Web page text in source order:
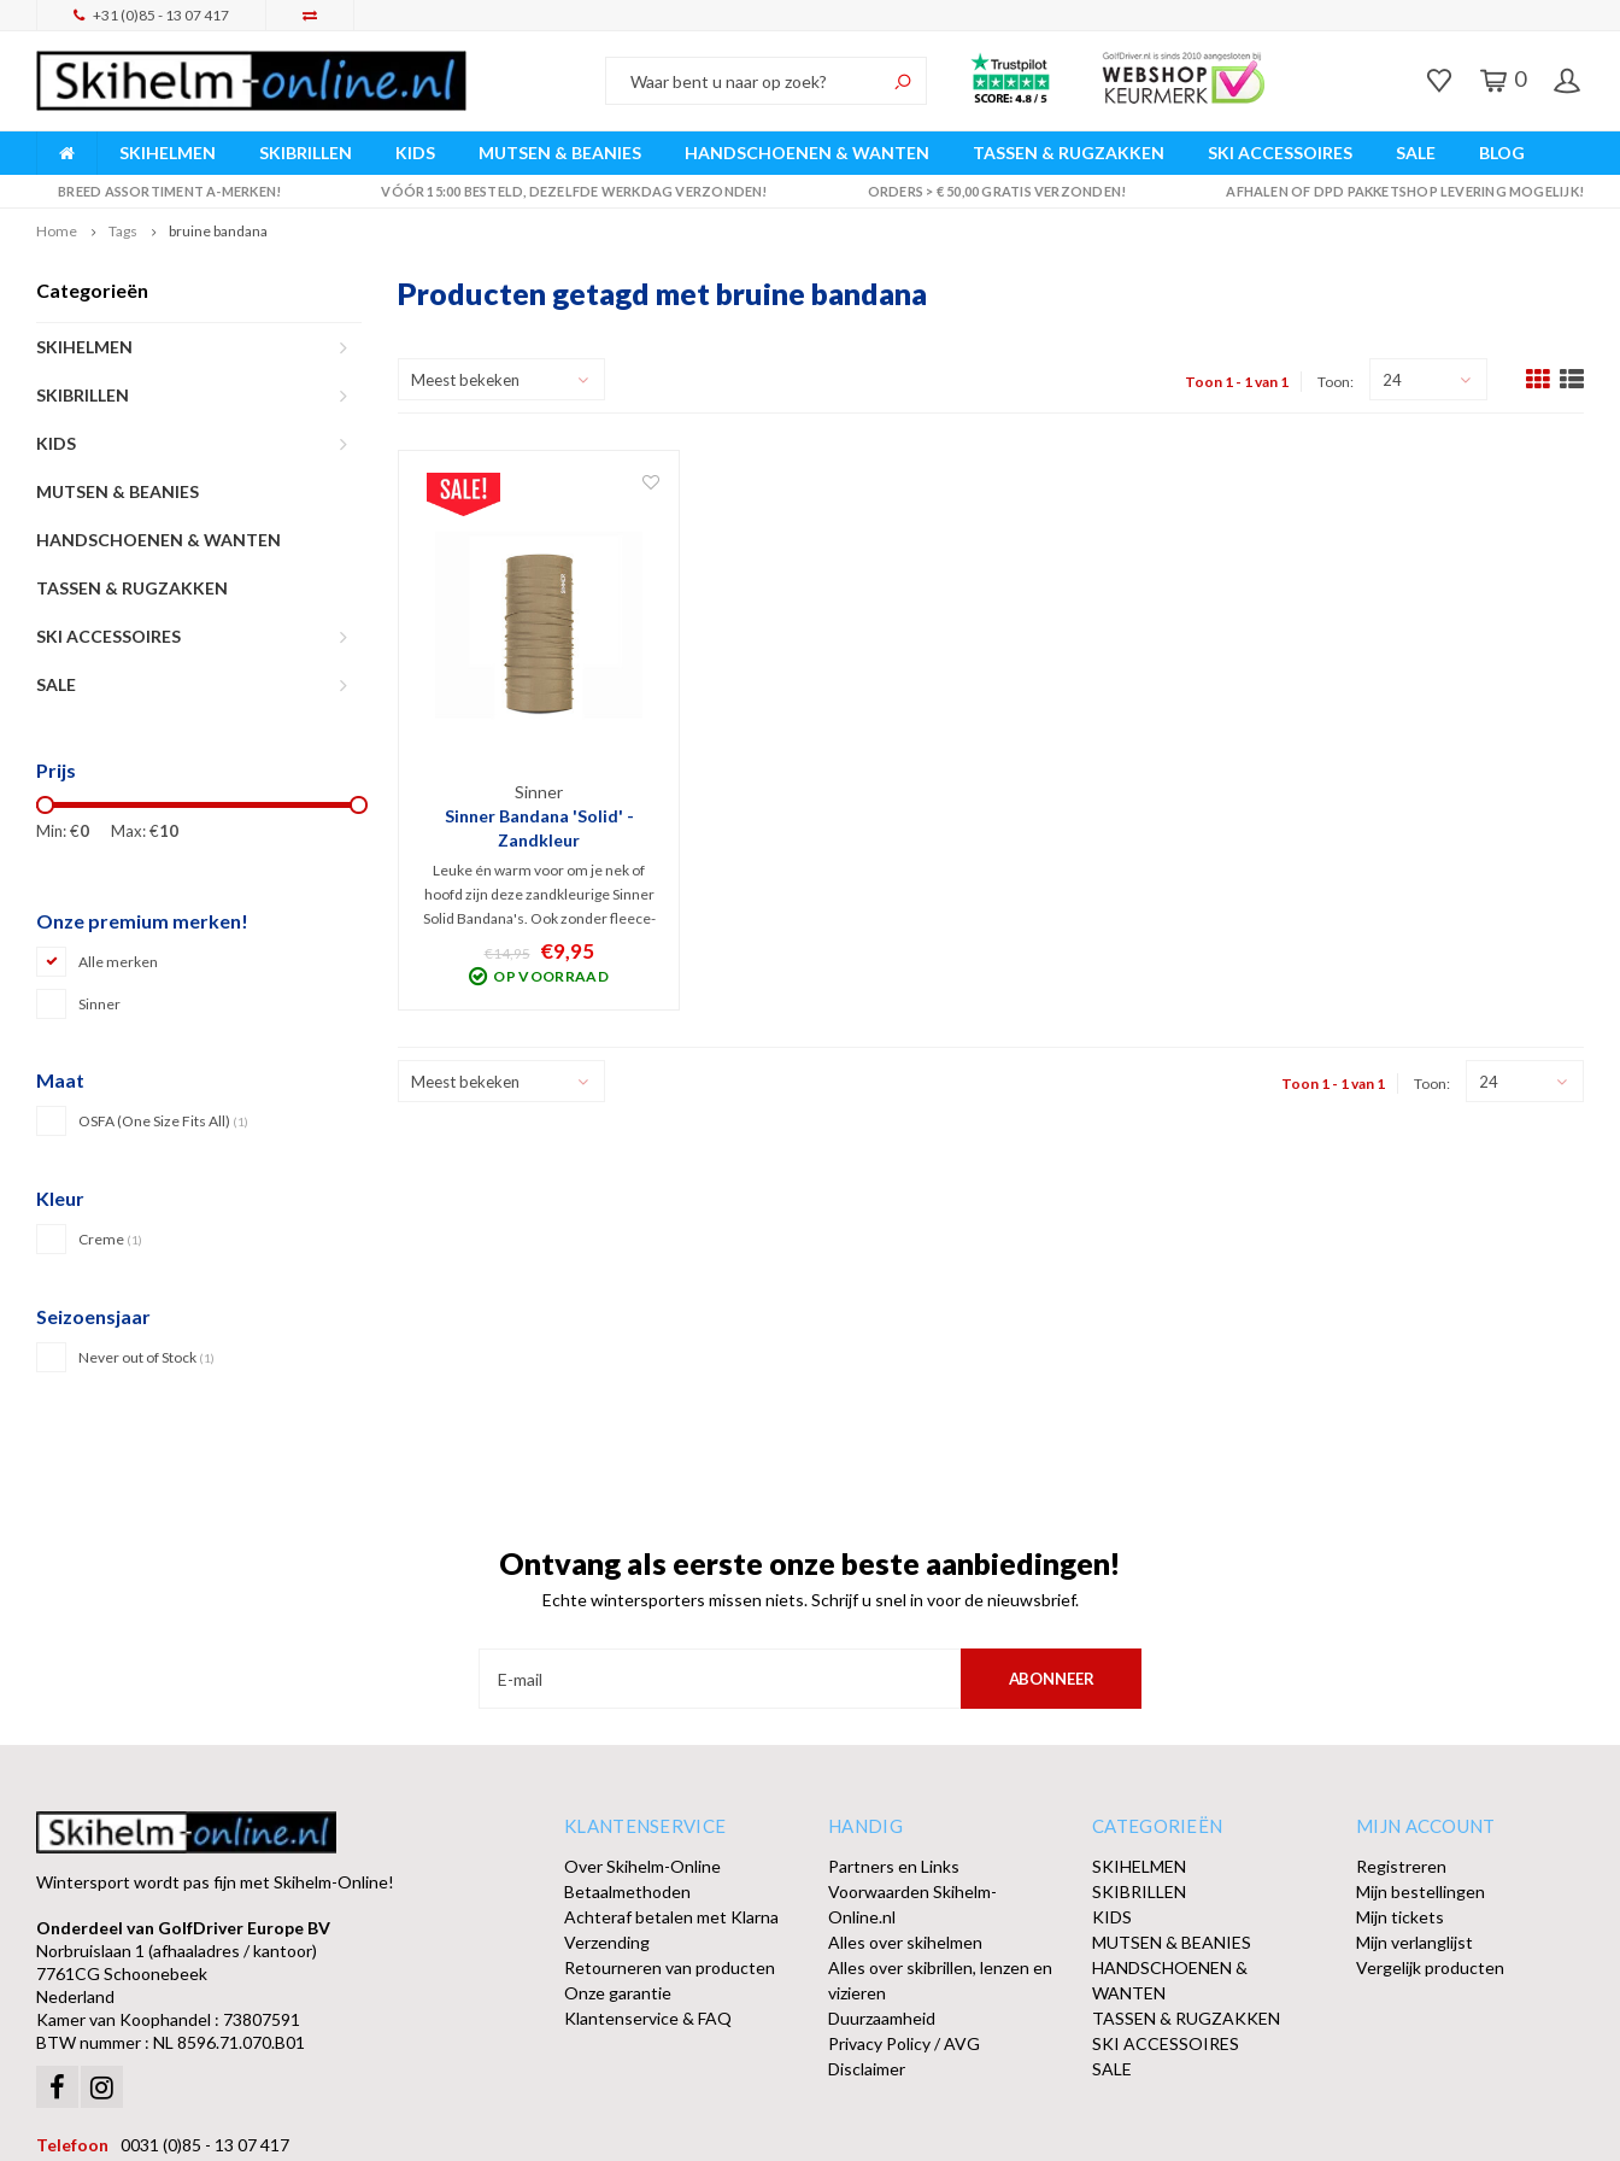
+31 (0)85 - 13 07 417
0
SKIHELMEN SKIBRILLEN KIDS MUTSEN & BEANIES HANDSCHOENEN & WANTEN TASSEN & RUGZAKKEN SKI ACCESSOIRES SALE BLOG
BREED ASSORTIMENT A-MERKEN! VÓÓR 15:00 BESTELD, DEZELFDE WERKDAG VERZONDEN! ORDERS > € 50,00 GRATIS VERZONDEN! AFHALEN OF DPD PAKKETSHOP LEVERING MOGELIJK!
Home Tags bruine bandana
Categorieën
SKIHELMEN
SKIBRILLEN
KIDS
MUTSEN & BEANIES
HANDSCHOENEN & WANTEN
TASSEN & RUGZAKKEN
SKI ACCESSOIRES
SALE
Prijs
Min: €0 Max: €10
Onze premium merken!
Alle merken
Sinner
Maat
OSFA (One Size Fits All) (1)
Kleur
Creme (1)
Seizoensjaar
Never out of Stock (1)
Producten getagd met bruine bandana
Meest bekeken Toon 1 - 1 van 1 Toon: 24
Sinner
Sinner Bandana 'Solid' -
Zandkleur
Leuke én warm voor om je nek of
hoofd zijn deze zandkleurige Sinner
Solid Bandana's. Ook zonder fleece-
deel eraan voorkomt deze bandana
een koude luchtstroom langs je nek
én is hij fraai om je outfit mee af te
€14,95 €9,95
OP VOORRAAD
Meest bekeken Toon 1 - 1 van 1 Toon: 24
Ontvang als eerste onze beste aanbiedingen!
Echte wintersporters missen niets. Schrijf u snel in voor de nieuwsbrief.
ABONNEER
Wintersport wordt pas fijn met Skihelm-Online!
Onderdeel van GolfDriver Europe BV
Norbruislaan 1 (afhaaladres / kantoor)
7761CG Schoonebeek
Nederland
Kamer van Koophandel : 73807591
BTW nummer : NL 8596.71.070.B01
Telefoon
0031 (0)85 - 13 07 417
KLANTENSERVICE
Over Skihelm-Online
Betaalmethoden
Achteraf betalen met Klarna
Verzending
Retourneren van producten
Onze garantie
Klantenservice & FAQ
HANDIG
Partners en Links
Voorwaarden Skihelm-
Online.nl
Alles over skihelmen
Alles over skibrillen, lenzen en
vizieren
Duurzaamheid
Privacy Policy / AVG
Disclaimer
CATEGORIEËN
SKIHELMEN
SKIBRILLEN
KIDS
MUTSEN & BEANIES
HANDSCHOENEN &
WANTEN
TASSEN & RUGZAKKEN
SKI ACCESSOIRES
SALE
MIJN ACCOUNT
Registreren
Mijn bestellingen
Mijn tickets
Mijn verlanglijst
Vergelijk producten